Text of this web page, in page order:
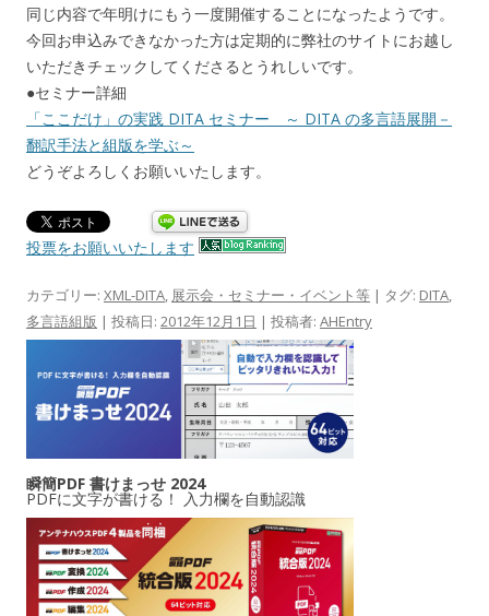
同じ内容で年明けにもう一度開催することになったようです。
今回お申込みできなかった方は定期的に弊社のサイトにお越し
いただきチェックしてくださるとうれしいです。
●セミナー詳細
「ここだけ」の実践 DITA セミナー ～ DITA の多言語展開－
翻訳手法と組版を学ぶ～
どうぞよろしくお願いいたします。
投票をお願いいたします
カテゴリー: XML-DITA, 展示会・セミナー・イベント等 | タグ: DITA,
多言語組版 | 投稿日: 2012年12月1日 | 投稿者: AHEntry
瞬簡PDF 書けまっせ 2024
PDFに文字が書ける！ 入力欄を自動認識